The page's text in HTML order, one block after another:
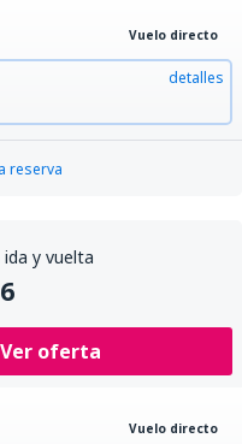
Vuelo directo
detalles
reserva
y vuelta
Ver oferta
Vuelo directo